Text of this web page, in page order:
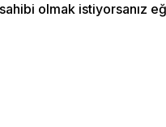
olmak istiyorsanız